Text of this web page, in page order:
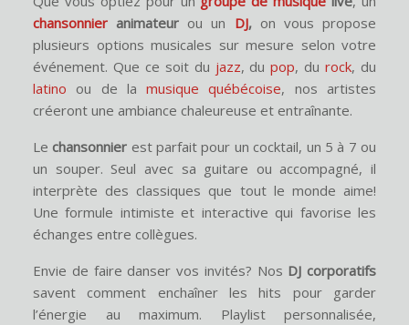
chansonnier animateur ou un DJ,on vous propose
plusieurs options musicales sur mesure selon votre
événement. Que ce soit du jazz, dupop, durock, du
latino ou de lamusique québécoise, nos artistes
créeront une ambiance chaleureuse et entraînante.
Lechansonnier est parfait pour un cocktail, un 5 à 7 ou
un souper. Seul avec sa guitare ou accompagné, il
interprète des classiques que tout le monde aime!
Une formule intimiste et interactive qui favorise les
échanges entre collègues.
Envie de faire danser vos invités? Nos DJ corporatifs
savent comment enchaîner les hits pour garder
l’énergie au maximum. Playlist personnalisée,